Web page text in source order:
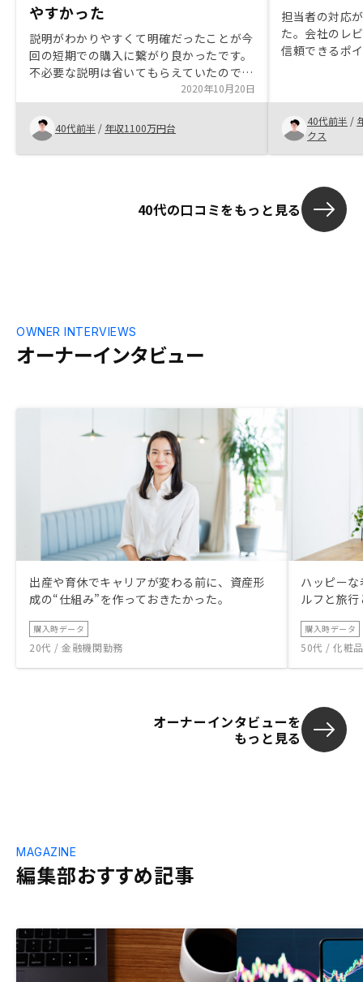
やすかった
説明がわかりやすくて明確だったことが今
回の短期での購入に繋がり良かったです。
不必要な説明は省いてもらえていたので重
点的に聞きたいことにフォーカスできまし
た。短期購入ということも影響あったの
か、ミスが多かった。また、紹介している
人たちのアップデートが遅いこともあり、
アフターケアをしっかりしてもらいたい。
2020年10月20日
40代前半 / 年収1100万円台
担当者の対応
た。会社のレ
信頼できるポ
きっかけにな
てでしたが、
たので依頼し
40代前半 /
クス
40代の口コミをもっと見る
オーナーインタビュー
OWNER INTERVIEWS
出産や育休でキャリアが変わる前に、資産形
成の“仕組み”を作っておきたかった。
購入時データ
20代 / 金融機関勤務
ハッピー
ルフと旅
購入時データ
50代 / 化粧
オーナーインタビューを
もっと見る
編集部おすすめ記事
MAGAZINE